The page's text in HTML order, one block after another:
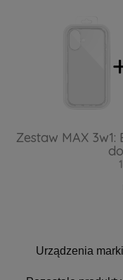
Zestaw MAX
Urządzenia